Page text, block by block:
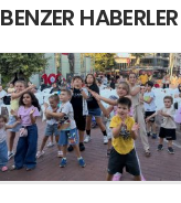
BENZER HABERLER